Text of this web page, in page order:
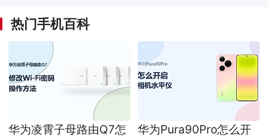
热门手机百科
华为凌霄子母路由Q7怎
华为Pura90Pro怎么开